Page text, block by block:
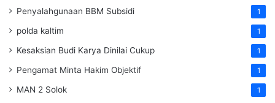
Penyalahgunaan BBM Subsidi 1
polda kaltim 1
Kesaksian Budi Karya Dinilai Cukup 1
Pengamat Minta Hakim Objektif 1
MAN 2 Solok 1